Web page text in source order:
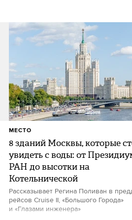
8 зданий Москвы, которые
увидеть с воды: от
РАН до высотки на
Котельнической
Рассказывает Регина Поливан в
рейсов Cruise II, «Большого Города»
и «Глазами инженера»
МЕСТО